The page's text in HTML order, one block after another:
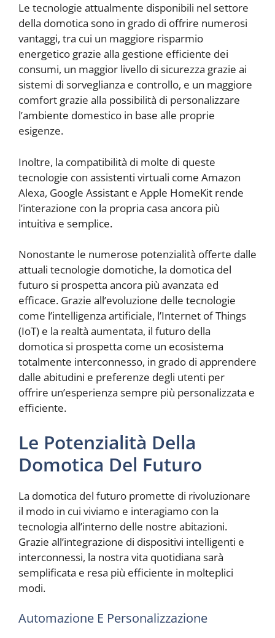
Le tecnologie attualmente disponibili nel settore
della domotica sono in grado di offrire numerosi
vantaggi, tra cui un maggiore risparmio
energetico grazie alla gestione efficiente dei
consumi, un maggior livello di sicurezza grazie ai
sistemi di sorveglianza e controllo, e un maggiore
comfort grazie alla possibilità di personalizzare
l’ambiente domestico in base alle proprie
esigenze.
Inoltre, la compatibilità di molte di queste
tecnologie con assistenti virtuali come Amazon
Alexa, Google Assistant e Apple HomeKit rende
l’interazione con la propria casa ancora più
intuitiva e semplice.
Nonostante le numerose potenzialità offerte dalle
attuali tecnologie domotiche, la domotica del
futuro si prospetta ancora più avanzata ed
efficace. Grazie all’evoluzione delle tecnologie
come l’intelligenza artificiale, l’Internet of Things
(IoT) e la realtà aumentata, il futuro della
domotica si prospetta come un ecosistema
totalmente interconnesso, in grado di apprendere
dalle abitudini e preferenze degli utenti per
offrire un’esperienza sempre più personalizzata e
efficiente.
Le Potenzialità Della
Domotica Del Futuro
La domotica del futuro promette di rivoluzionare
il modo in cui viviamo e interagiamo con la
tecnologia all’interno delle nostre abitazioni.
Grazie all’integrazione di dispositivi intelligenti e
interconnessi, la nostra vita quotidiana sarà
semplificata e resa più efficiente in molteplici
modi.
Automazione E Personalizzazione